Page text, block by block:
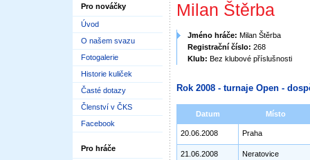
Pro nováčky
Úvod
O našem svazu
Fotogalerie
Historie kuliček
Časté dotazy
Členství v ČKS
Facebook
Pro hráče
Milan Štěrba
Jméno hráče: Milan Štěrba
Registrační číslo: 268
Klub: Bez klubové příslušnosti
Rok 2008 - turnaje Open -
Datum Místo
20.06.2008 Praha
21.06.2008 Neratovice